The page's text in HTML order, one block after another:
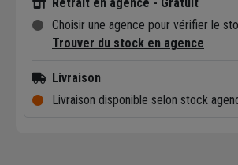
Choisir une agence pour vérifier le
Trouver du stock en agence
Livraison
Livraison disponible selon stock